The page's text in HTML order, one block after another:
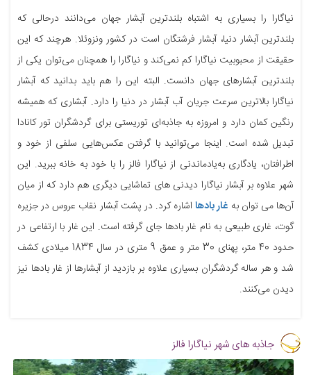
نیاگارا را بسیاری به اشتباه بلندترین آبشار جهان می‌دانند درحالی که
بلندترین آبشار دنیا، آبشار فرشتگان است در کشور ونزوئلا. هرچند که این
حقیقت از محبوبیت نیاگارا کم نمی‌کند و نیاگارا را همچنان می‌توان یکی از
بلندترین آبشارهای جهان دانست. البته این را هم باید بدانید که آبشار
نیاگارا بالاترین سرعت جریان آب آبشار در دنیا را دارد. آبشاری که همیشه
رنگین کمان دارد و امروزه به جاذبه‌ای توریستی برای گردشگران تور کانادا
تبدیل شده است. اینجا می‌توانید با گرفتن عکس‌هایی سلفی از خود و
اطرافتان، یادگاری به‌یادماندنی از نیاگارا فالز را با خود به خانه ببرید. این
شهر علاوه بر آبشار نیاگارا دیدنی های تماشایی دیگری هم دارد که از میان
آن‌ها می توان به غار بادها اشاره کرد. در پشت آبشار نقاب عروس در جزیره
گوت، غاری طبیعی به نام غار بادها جای گرفته است. این غار با ارتفاعی در
حدود 40 متر، پهنای 30 متر و عمق 9 متری در سال 1834 میلادی کشف
شد و هر ساله گردشگران بسیاری علاوه بر بازدید از آبشارها از غار بادها نیز
دیدن می‌کنند.
جاذبه های شهر نیاگارا فالز